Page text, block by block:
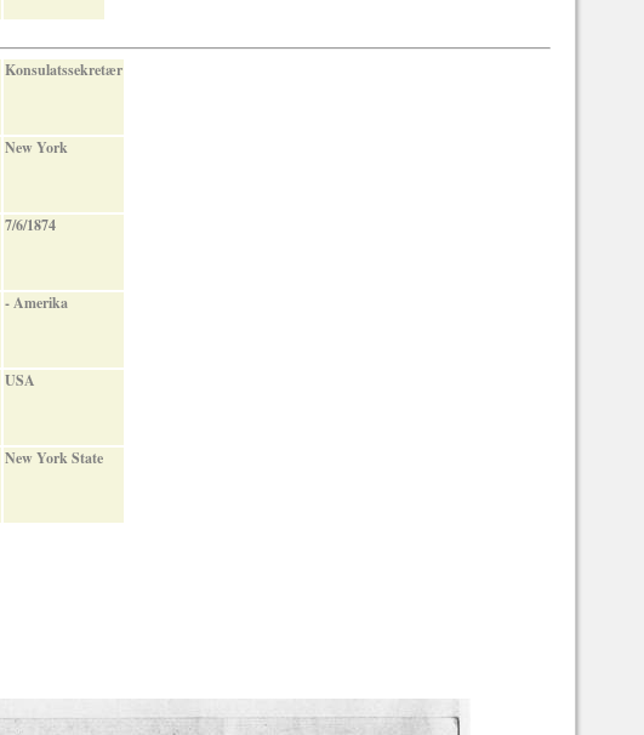
Konsulatssekretær
New York
7/6/1874
- Amerika
USA
New York State